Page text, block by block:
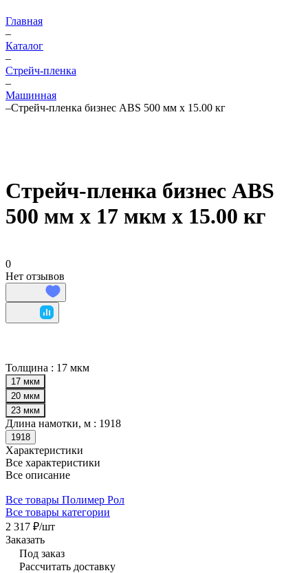
Главная
–
Каталог
–
Стрейч-пленка
–
Машинная
–Стрейч-пленка бизнес ABS 500 мм х 15.00 кг
Cтрейч-пленка бизнес ABS
500 мм х 17 мкм х 15.00 кг
0
Нет отзывов
Толщина : 17 мкм
17 мкм
20 мкм
23 мкм
Длина намотки, м : 1918
1918
Характеристики
Все характеристики
Все описание
Все товары Полимер Рол
Все товары категории
2 317 ₽/шт
Заказать
Под заказ
Рассчитать доставку